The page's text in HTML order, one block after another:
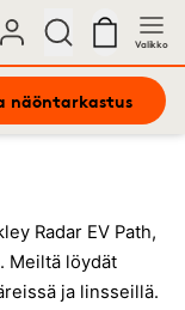
Valikko
näöntarkastus
Radar EV Path,
Meiltä löydät
ja linsseillä.